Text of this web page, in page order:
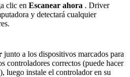
clic en Escanear ahora . Driver
y detectará cualquier
junto a los dispositivos marcados para
controladores correctos (puede hacer
luego instale el controlador en su